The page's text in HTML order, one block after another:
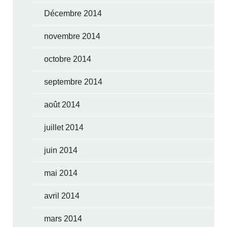
Décembre 2014
novembre 2014
octobre 2014
septembre 2014
août 2014
juillet 2014
juin 2014
mai 2014
avril 2014
mars 2014